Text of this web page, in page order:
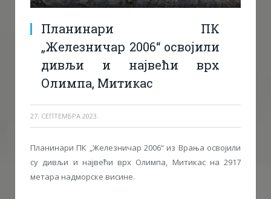
Планинари ПК
„Железничар 2006“ освојили
дивљи и највећи врх
Олимпа, Митикас
27. СЕПТЕМБРА 2023.
Планинари ПК „Железничар 2006“ из Врања освојили
су дивљи и највећи врх Олимпа, Митикас на 2917
метара надморске висине.